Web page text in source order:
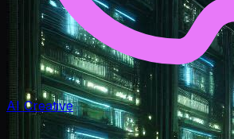
AI Creative